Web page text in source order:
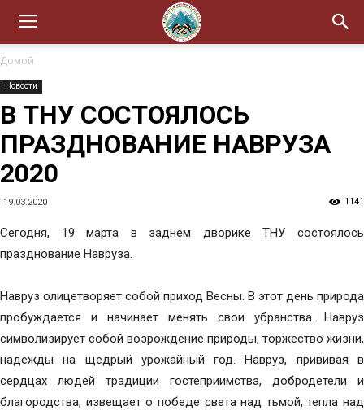
Домой
Новости
В ТНУ СОСТОЯЛОСЬ
ПРАЗДНОВАНИЕ НАВРУЗА
2020
19.03.2020 1141
Сегодня, 19 марта в заднем дворике ТНУ состоялось
празднование Навруза.
Навруз олицетворяет собой приход Весны. В этот день природа
пробуждается и начинает менять свои убранства. Навруз
символизирует собой возрождение природы, торжество жизни,
надежды на щедрый урожайный год. Навруз, прививая в
сердцах людей традиции гостеприимства, добродетели и
благородства, извещает о победе света над тьмой, тепла над